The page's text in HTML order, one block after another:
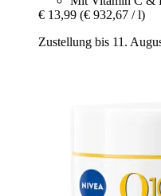
€ 13,99 (€ 932,67 / l)
Zustellung bis 11.